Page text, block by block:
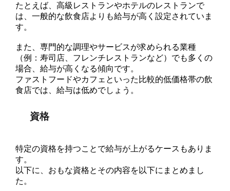
たとえば、高級レストランやホテルのレストランで
は、一般的な飲食店よりも給与が高く設定されていま
す。
また、専門的な調理やサービスが求められる業種
（例：寿司店、フレンチレストランなど）でも多くの
場合、給与が高くなる傾向です。
ファストフードやカフェといった比較的低価格帯の飲
食店では、給与は低めでしょう。
資格
特定の資格を持つことで給与が上がるケースもありま
す。
以下に、おもな資格とその内容を以下にまとめまし
た。